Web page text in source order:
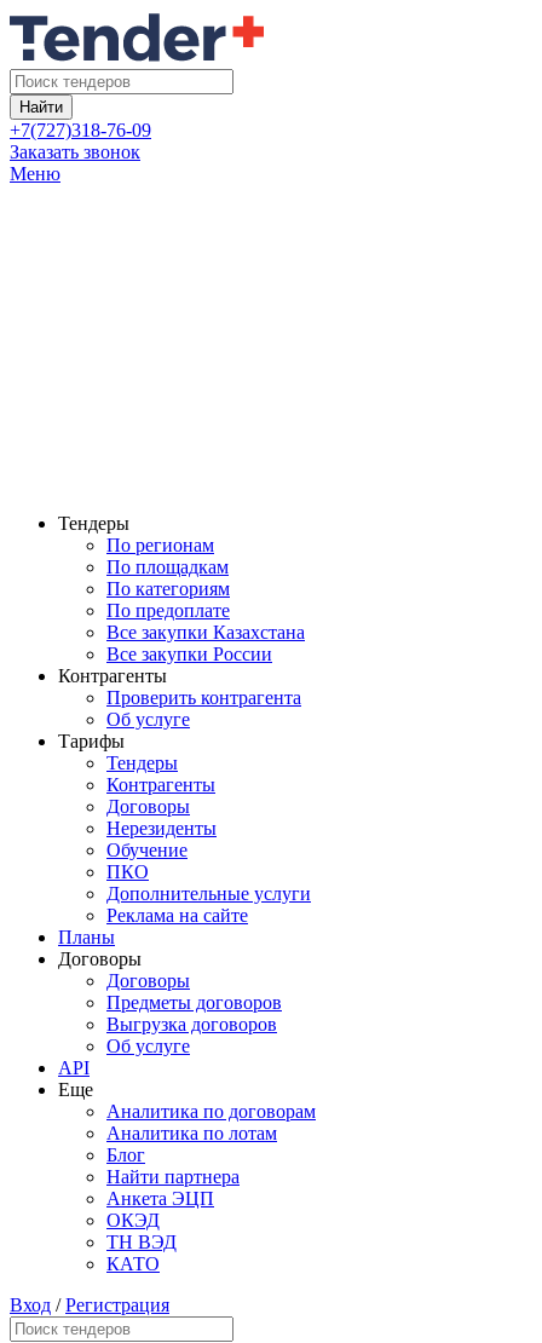
Найти
+7(727)318-76-09
Заказать звонок
Меню
Тендеры
По регионам
По площадкам
По категориям
По предоплате
Все закупки Казахстана
Все закупки России
Контрагенты
Проверить контрагента
Об услуге
Тарифы
Тендеры
Контрагенты
Договоры
Нерезиденты
Обучение
ПКО
Дополнительные услуги
Реклама на сайте
Планы
Договоры
Договоры
Предметы договоров
Выгрузка договоров
Об услуге
API
Еще
Аналитика по договорам
Аналитика по лотам
Блог
Найти партнера
Анкета ЭЦП
ОКЭД
ТН ВЭД
КАТО
Вход /Регистрация